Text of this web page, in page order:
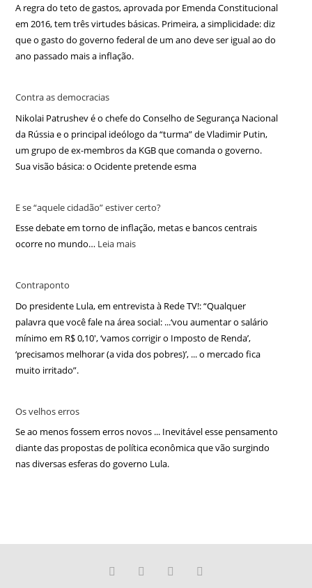
A regra do teto de gastos, aprovada por Emenda Constitucional
em 2016, tem três virtudes básicas. Primeira, a simplicidade: diz
que o gasto do governo federal de um ano deve ser igual ao do
ano passado mais a inflação.
Contra as democracias
Nikolai Patrushev é o chefe do Conselho de Segurança Nacional
da Rússia e o principal ideólogo da “turma” de Vladimir Putin,
um grupo de ex-membros da KGB que comanda o governo.
Sua visão básica: o Ocidente pretende esma
E se “aquele cidadão” estiver certo?
Esse debate em torno de inflação, metas e bancos centrais
ocorre no mundo… Leia mais
Contraponto
Do presidente Lula, em entrevista à Rede TV!: “Qualquer
palavra que você fale na área social: ...‘vou aumentar o salário
mínimo em R$ 0,10′, ‘vamos corrigir o Imposto de Renda’,
‘precisamos melhorar (a vida dos pobres)’, ... o mercado fica
muito irritado”.
Os velhos erros
Se ao menos fossem erros novos ... Inevitável esse pensamento
diante das propostas de política econômica que vão surgindo
nas diversas esferas do governo Lula.